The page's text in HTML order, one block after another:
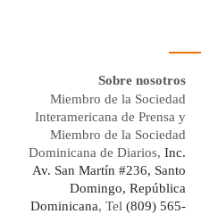
Sobre nosotros
Miembro de la Sociedad
Interamericana de Prensa y
Miembro de la Sociedad
Dominicana de Diarios, Inc.
Av. San Martín #236, Santo
Domingo, República
Dominicana, Tel (809) 565-